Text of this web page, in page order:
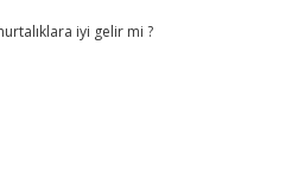
iyi gelir mi ?